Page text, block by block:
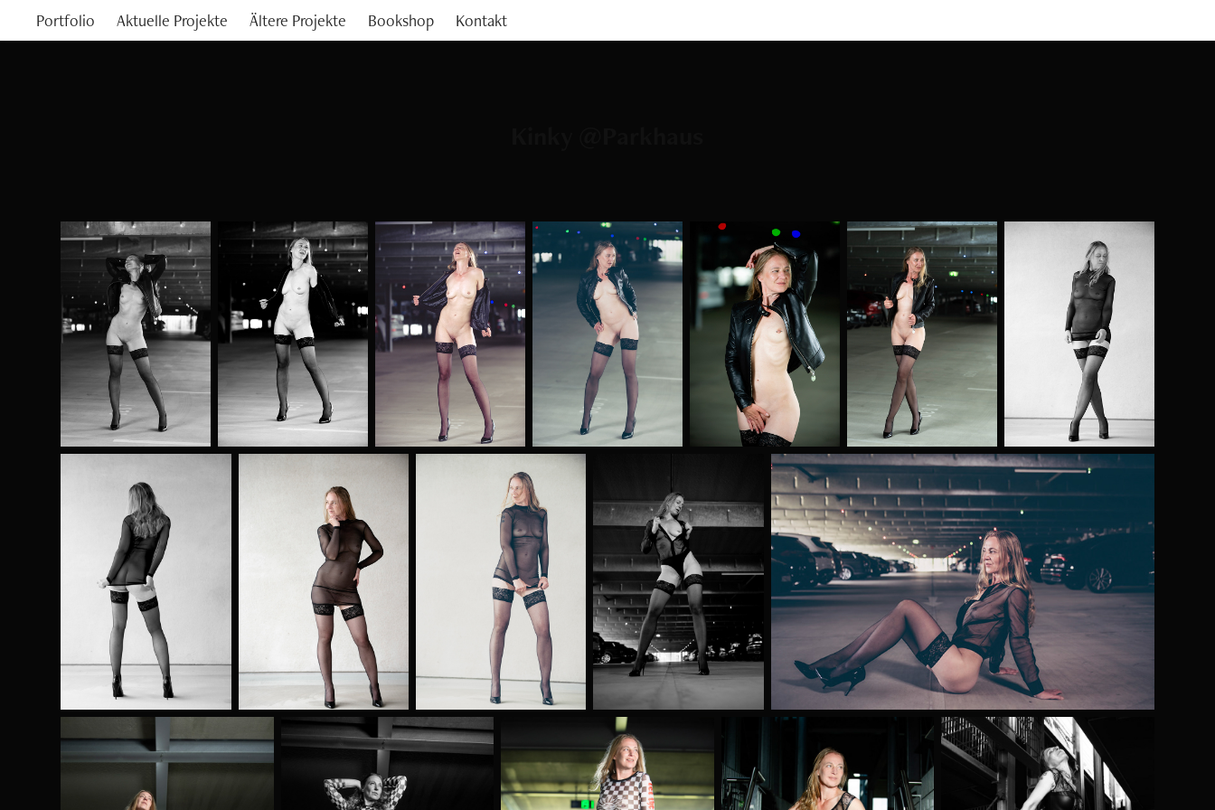
Portfolio Aktuelle Projekte Ältere Projekte Bookshop Kontakt